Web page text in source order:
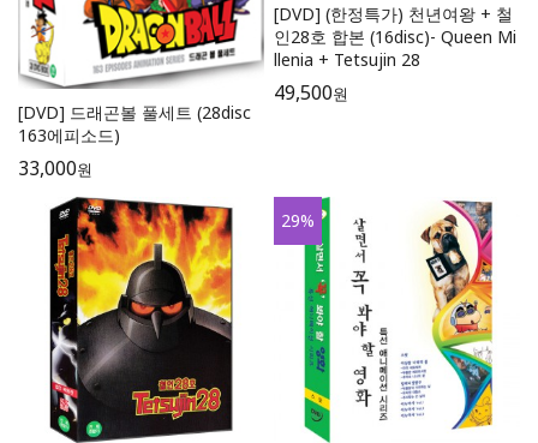
[DVD] 드래곤볼 풀세트 (28disc
163에피소드)
33,000원
[DVD] (한정특가) 천년여왕 + 철
인28호 합본 (16disc)- Queen Mi
llenia + Tetsujin 28
49,500원
29%